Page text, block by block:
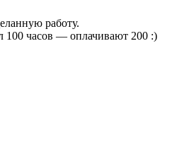
работу.
100 часов — оплачивают 200 :)